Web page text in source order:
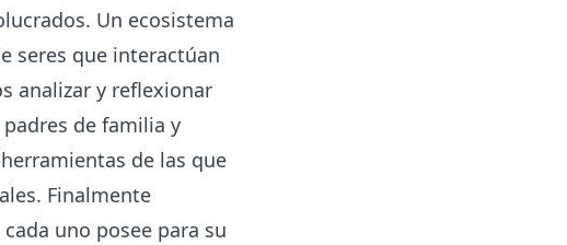
Un ecosistema
seres que interactúan
analizar y reflexionar
de familia y
de las que
Finalmente
uno posee para su